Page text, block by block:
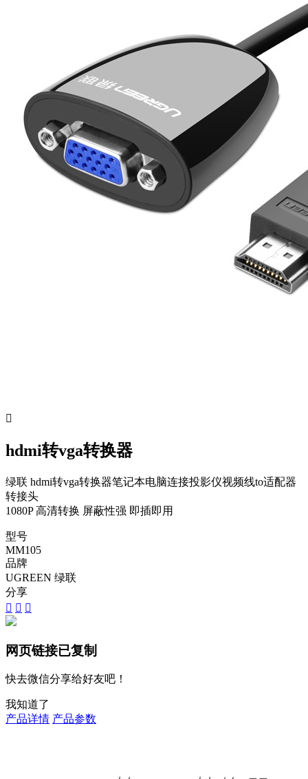

hdmi转vga转换器
绿联 hdmi转vga转换器笔记本电脑连接投影仪视频线to适配器
转接头
1080P 高清转换 屏蔽性强 即插即用
型号
MM105
品牌
UGREEN 绿联
分享
  
网页链接已复制
快去微信分享给好友吧！
我知道了
产品详情 产品参数